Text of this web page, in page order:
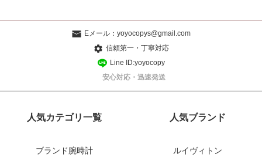
Eメール： yoyocopys@gmail.com
信頼第一・丁寧対応
Line ID:yoyocopy
安心対応・迅速発送
人気カテゴリ一覧
ブランド腕時計
人気ブランド
ルイヴィトン